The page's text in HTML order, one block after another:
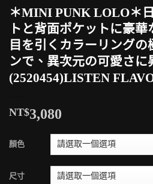
＊MINI PUNK LOLO＊
トと背面ポケットに豪華
目を引くカラーリングの
ンで、異次元の可愛さに
(2520454)LISTEN
NT$3,080
顏色
尺寸